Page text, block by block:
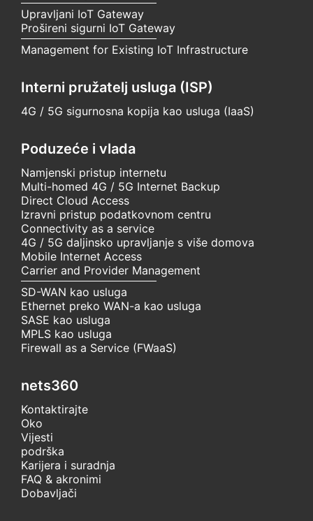
Upravljani IoT Gateway
Prošireni sigurni IoT Gateway
Management for Existing IoT Infrastructure
Interni pružatelj usluga (ISP)
4G / 5G sigurnosna kopija kao usluga (IaaS)
Poduzeće i vlada
Namjenski pristup internetu
Multi-homed 4G / 5G Internet Backup
Direct Cloud Access
Izravni pristup podatkovnom centru
Connectivity as a service
4G / 5G daljinsko upravljanje s više domova
Mobile Internet Access
Carrier and Provider Management
SD-WAN kao usluga
Ethernet preko WAN-a kao usluga
SASE kao usluga
MPLS kao usluga
Firewall as a Service (FWaaS)
nets360
Kontaktirajte
Oko
Vijesti
podrška
Karijera i suradnja
FAQ & akronimi
Dobavljači